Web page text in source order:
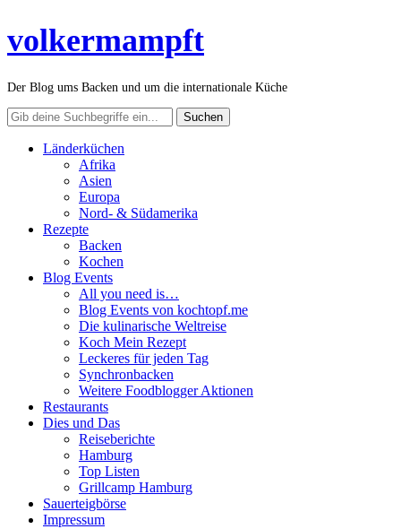
volkermampft
Der Blog ums Backen und um die internationale Küche
Länderküchen
Afrika
Asien
Europa
Nord- & Südamerika
Rezepte
Backen
Kochen
Blog Events
All you need is…
Blog Events von kochtopf.me
Die kulinarische Weltreise
Koch Mein Rezept
Leckeres für jeden Tag
Synchronbacken
Weitere Foodblogger Aktionen
Restaurants
Dies und Das
Reiseberichte
Hamburg
Top Listen
Grillcamp Hamburg
Sauerteigbörse
Impressum